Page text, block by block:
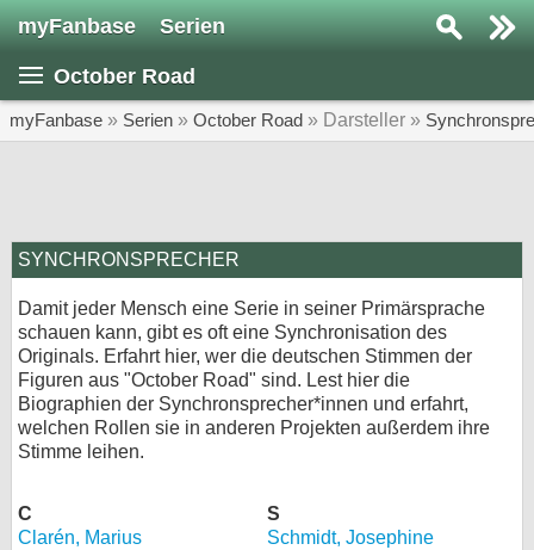
myFanbase Serien
October Road
myFanbase » Serien » October Road » Darsteller »
SYNCHRONSPRECHER
Damit jeder Mensch eine Serie in seiner Primärsprache
schauen kann, gibt es oft eine Synchronisation des
Originals. Erfahrt hier, wer die deutschen Stimmen der
Figuren aus "October Road" sind. Lest hier die
Biographien der Synchronsprecher*innen und erfahrt,
welchen Rollen sie in anderen Projekten außerdem ihre
Stimme leihen.
C
Clarén, Marius
S
Schmidt, Josephine
SERIEN
Veranstaltungen
KULTUR
Specials
SERVICE
Forum